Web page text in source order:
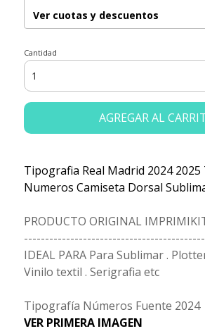
Ver cuotas y descuentos
Cantidad
AGREGAR AL
Tipografia Real Madrid 2024
Numeros Camiseta Dorsal
PRODUCTO ORIGINAL
IDEAL PARA Para Sublimar .
Vinilo textil . Serigrafia etc
Tipografía Números Fuente 2024
VER PRIMERA IMAGEN